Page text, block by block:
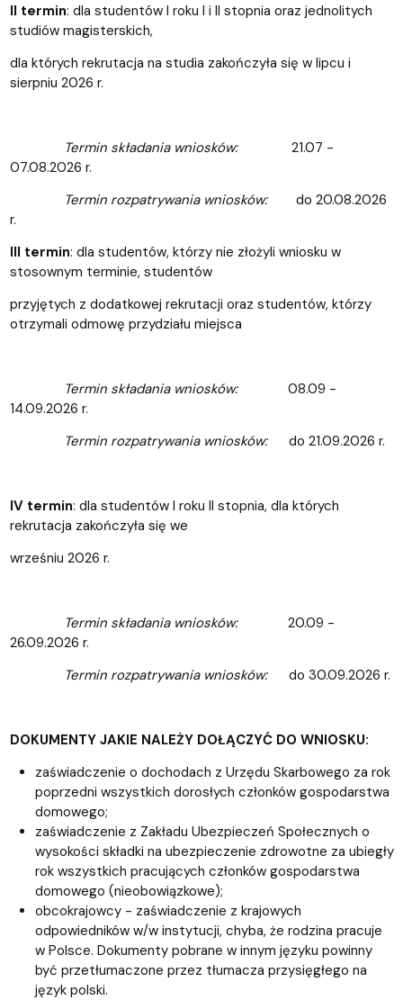
II termin: dla studentów I roku I i II stopnia oraz jednolitych
studiów magisterskich,
dla których rekrutacja na studia zakończyła się w lipcu i
sierpniu 2026 r.
Termin składania wniosków:
21.07 -
07.08.2026 r.
Termin rozpatrywania wniosków:do 20.08.2026
r.
III termin: dla studentów, którzy nie złożyli wniosku w
stosownym terminie, studentów
przyjętych z dodatkowej rekrutacji oraz studentów, którzy
otrzymali odmowę przydziału miejsca
Termin składania wniosków:
08.09 -
14.09.2026 r.
Termin rozpatrywania wniosków:do 21.09.2026 r.
IV termin: dla studentów I roku II stopnia, dla których
rekrutacja zakończyła się we
wrześniu 2026 r.
Termin składania wniosków:
20.09 -
26.09.2026 r.
Termin rozpatrywania wniosków:
do 30.09.2026 r.
DOKUMENTY JAKIE NALEŻY DOŁĄCZYĆ DO WNIOSKU:
zaświadczenie o dochodach z Urzędu Skarbowego za rok
poprzedni wszystkich dorosłych członków gospodarstwa
domowego;
zaświadczenie z Zakładu Ubezpieczeń Społecznych o
wysokości składki na ubezpieczenie zdrowotne za ubiegły
rok wszystkich pracujących członków gospodarstwa
domowego (nieobowiązkowe);
obcokrajowcy - zaświadczenie z krajowych
odpowiedników w/w instytucji, chyba, że rodzina pracuje
w Polsce. Dokumenty pobrane w innym języku powinny
być przetłumaczone przez tłumacza przysięgłego na
język polski.